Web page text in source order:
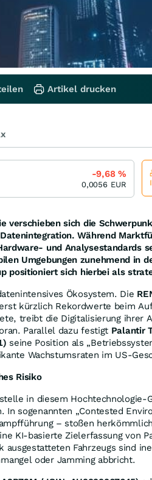
verschieben sich die
Während
und Analysestandards
Umgebungen zunehmend in
positioniert sich hierbei als
Ökosystem. Die
kürzlich Rekordwerte beim
treibt die Digitalisierung ihrer
Parallel dazu festigt Palantir
seine Position als
Wachstumsraten im US-
Risiko
in diesem Hochtechnologie-
sogenannten „Contested
– stoßen
KI-basierte Zielerfassung von
ausgestatteten Fahrzeugs sind
oder Jamming abbricht.
Artikel drucken
-9,68 %
0,0056 EUR